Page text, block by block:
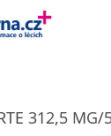
312,5